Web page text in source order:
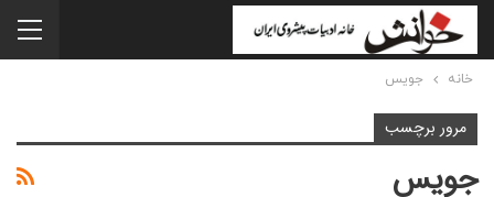
خانه جویس
مرور برچسب
جویس